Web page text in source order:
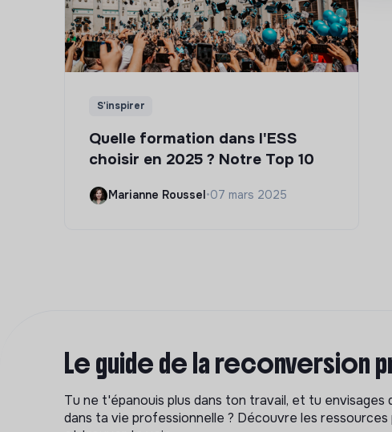
S'inspirer
Quelle formation dans l'ESS
choisir en 2025 ? Notre Top 10
Marianne Roussel•07 mars 2025
Le guide de la reconversion
Tu ne t'épanouis plus dans ton travail, et tu
dans ta vie professionnelle ? Découvre les